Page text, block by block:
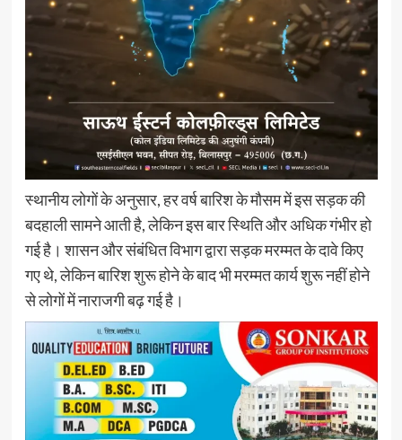
स्थानीय लोगों के अनुसार, हर वर्ष बारिश के मौसम में इस सड़क की
बदहाली सामने आती है, लेकिन इस बार स्थिति और अधिक गंभीर हो
गई है। शासन और संबंधित विभाग द्वारा सड़क मरम्मत के दावे किए
गए थे, लेकिन बारिश शुरू होने के बाद भी मरम्मत कार्य शुरू नहीं होने
से लोगों में नाराजगी बढ़ गई है।